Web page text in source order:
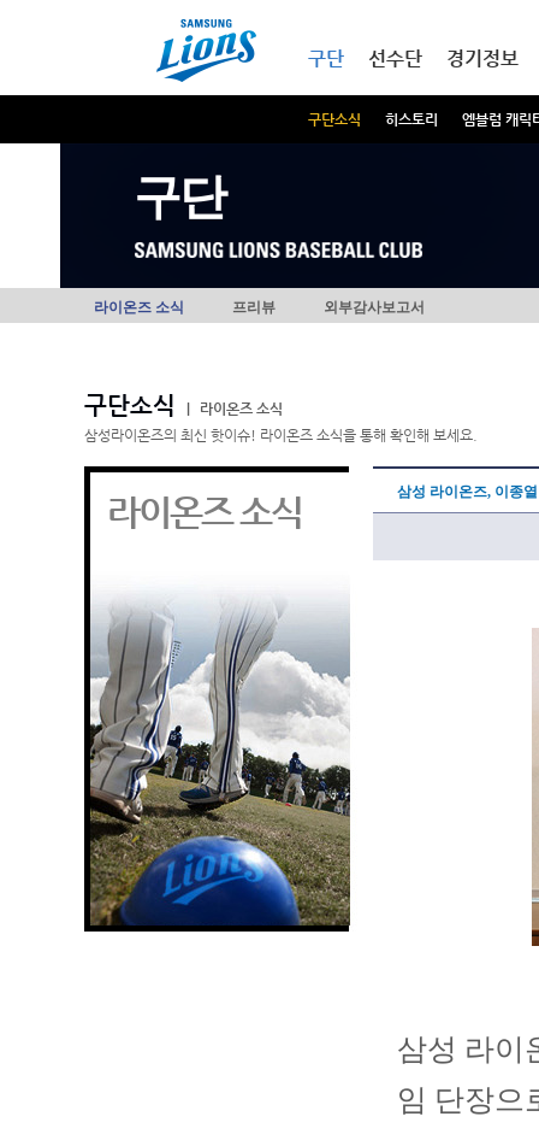
구단
구단소식 히스토리 엠블럼 캐릭
선수단 경기정보
구단
라이온즈 소식 프리뷰 외부감사보고서
구단소식
라이온즈 소식
삼성라이온즈의 최신 핫이슈! 라이온즈 소식을 통해 확인해 보세요.
라이온즈 소식 삼성 라이온즈, 이종
삼성 라이
임 단장으